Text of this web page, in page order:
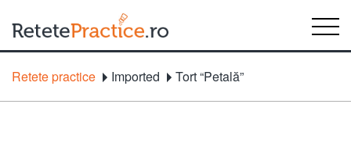
Retete practice Imported Tort “Petală”